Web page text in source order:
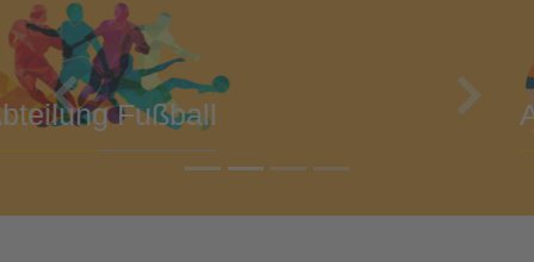
Abteilung Turnen
Previous Next